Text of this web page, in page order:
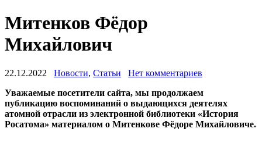
Митенков Фёдор
Михайлович
22.12.2022 Новости, Статьи
Нет комментариев
Уважаемые посетители сайта, мы продолжаем
публикацию воспоминаний о выдающихся деятелях
атомной отрасли из электронной библиотеки «История
Росатома» материалом о Митенкове Фёдоре Михайловиче.